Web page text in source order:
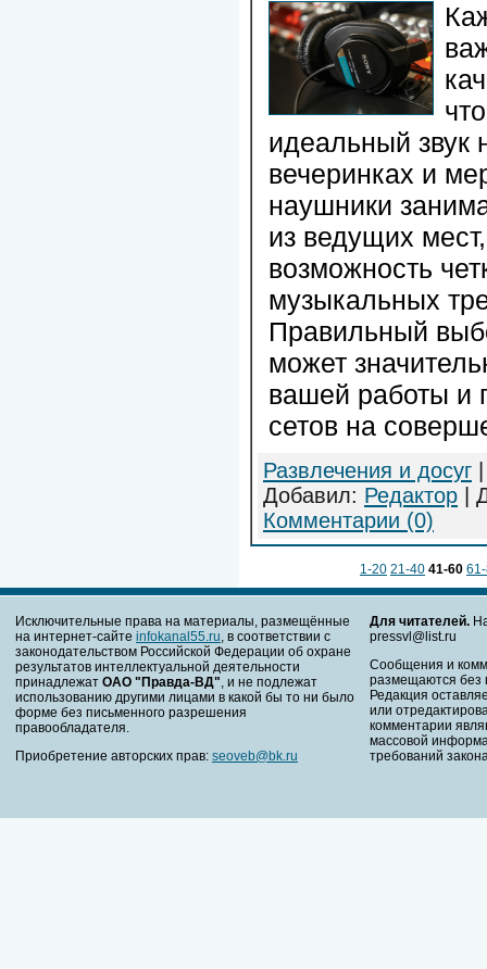
идеальный звук
вечеринках и
наушники
из ведущих
возможность
музыкальных
Правильный
может
вашей работы и
сетов на
Развлечения и досуг
Добавил: Редактор |
Комментарии (0)
1-20 21-40 41-60
Исключительные права на материалы, размещённые
на интернет-сайте infokanal55.ru , в соответствии с
законодательством Российской Федерации об охране
результатов интеллектуальной деятельности
принадлежат ОАО "Правда-ВД" , и не подлежат
использованию другими лицами в какой бы то ни было
форме без письменного разрешения
правообладателя.
Приобретение авторских прав: seoveb@bk.ru
Для читателей.
pressvl@list.ru
Сообщения и
размещаются без
Редакция
или
комментарии
массовой
требований